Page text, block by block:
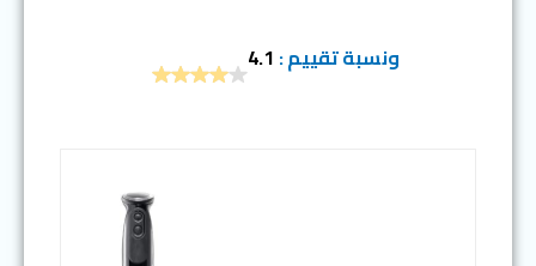
ونسبة تقييم : 4.1